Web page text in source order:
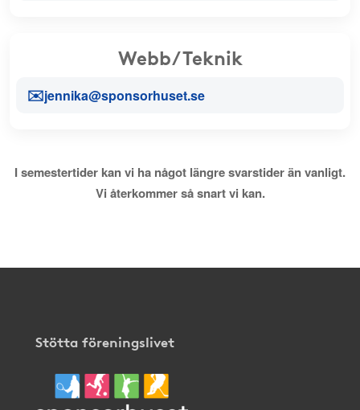
Webb/Teknik
✉️jennika@sponsorhuset.se
I semestertider kan vi ha något längre svarstider än vanligt.
Vi återkommer så snart vi kan.
Stötta föreningslivet